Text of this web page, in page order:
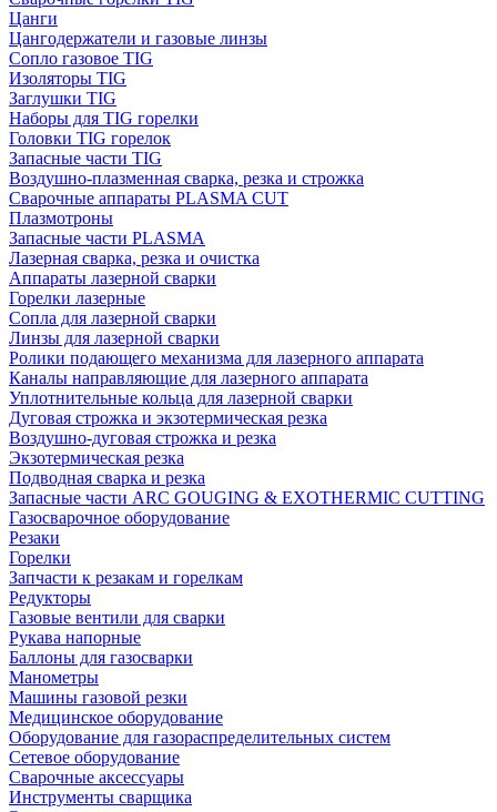
Цанги
Цангодержатели и газовые линзы
Сопло газовое TIG
Изоляторы TIG
Заглушки TIG
Наборы для TIG горелки
Головки TIG горелок
Запасные части TIG
Воздушно-плазменная сварка, резка и строжка
Сварочные аппараты PLASMA CUT
Плазмотроны
Запасные части PLASMA
Лазерная сварка, резка и очистка
Аппараты лазерной сварки
Горелки лазерные
Сопла для лазерной сварки
Линзы для лазерной сварки
Ролики подающего механизма для лазерного аппарата
Каналы направляющие для лазерного аппарата
Уплотнительные кольца для лазерной сварки
Дуговая строжка и экзотермическая резка
Воздушно-дуговая строжка и резка
Экзотермическая резка
Подводная сварка и резка
Запасные части ARC GOUGING & EXOTHERMIC CUTTING
Газосварочное оборудование
Резаки
Горелки
Запчасти к резакам и горелкам
Редукторы
Газовые вентили для сварки
Рукава напорные
Баллоны для газосварки
Манометры
Машины газовой резки
Медицинское оборудование
Оборудование для газораспределительных систем
Сетевое оборудование
Сварочные аксессуары
Инструменты сварщика